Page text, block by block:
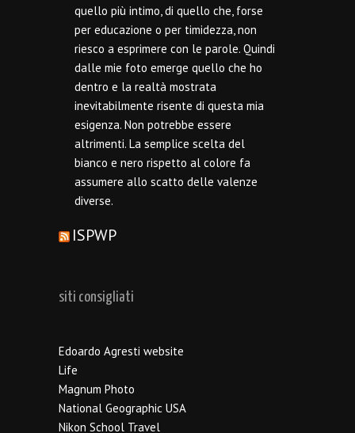
quello più intimo, di quello che, forse
per educazione o per timidezza, non
riesco a esprimere con le parole. Quindi
dalle mie foto emerge quello che ho
dentro e la realtà mostrata
inevitabilmente risente di questa mia
esigenza. Non potrebbe essere
altrimenti. La semplice scelta del
bianco e nero rispetto al colore fa
assumere allo scatto delle valenze
diverse.
ISPWP
siti consigliati
Edoardo Agresti website
Life
Magnum Photo
National Geographic USA
Nikon School Travel